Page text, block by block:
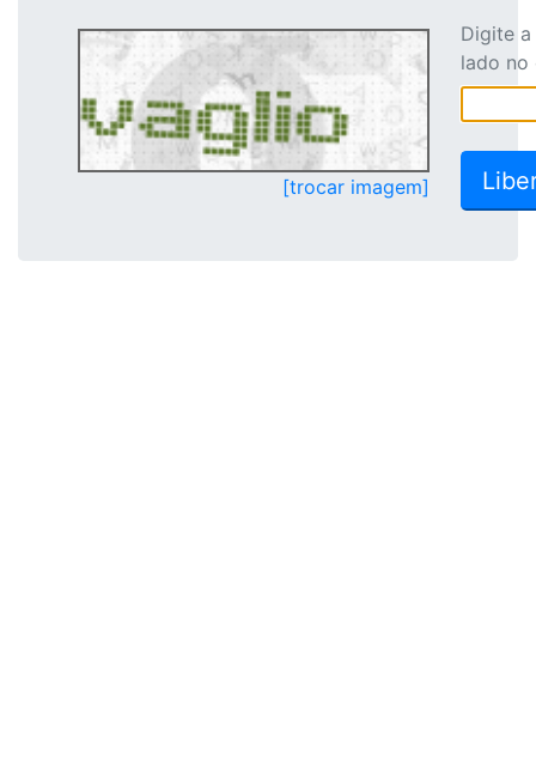
[trocar imagem]
Digite
lado no